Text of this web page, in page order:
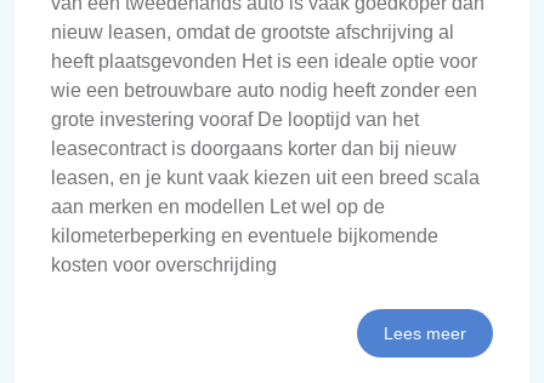
nieuw leasen, omdat de grootste afschrijving al
heeft plaatsgevonden Het is een ideale optie voor
wie een betrouwbare auto nodig heeft zonder een
grote investering vooraf De looptijd van het
leasecontract is doorgaans korter dan bij nieuw
leasen, en je kunt vaak kiezen uit een breed scala
aan merken en modellen Let wel op de
kilometerbeperking en eventuele bijkomende
kosten voor overschrijding
Lees meer